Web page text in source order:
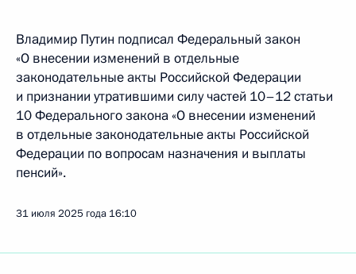
Владимир Путин подписал Федеральный закон
«О внесении изменений в отдельные
законодательные акты Российской Федерации
и признании утратившими силу частей 10–12 статьи
10 Федерального закона «О внесении изменений
в отдельные законодательные акты Российской
Федерации по вопросам назначения и выплаты
пенсий».
31 июля 2025 года 16:10